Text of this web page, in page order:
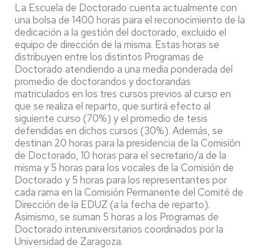
La Escuela de Doctorado cuenta actualmente con
una bolsa de 1400 horas para el reconocimiento de la
dedicación a la gestión del doctorado, excluido el
equipo de dirección de la misma. Estas horas se
distribuyen entre los distintos Programas de
Doctorado atendiendo a una media ponderada del
promedio de doctorandos y doctorandas
matriculados en los tres cursos previos al curso en
que se realiza el reparto, que surtirá efecto al
siguiente curso (70%) y el promedio de tesis
defendidas en dichos cursos (30%). Además, se
destinan 20 horas para la presidencia de la Comisión
de Doctorado, 10 horas para el secretario/a de la
misma y 5 horas para los vocales de la Comisión de
Doctorado y 5 horas para los representantes por
cada rama en la Comisión Permanente del Comité de
Dirección de la EDUZ (a la fecha de reparto).
Asimismo, se suman 5 horas a los Programas de
Doctorado interuniversitarios coordinados por la
Universidad de Zaragoza.